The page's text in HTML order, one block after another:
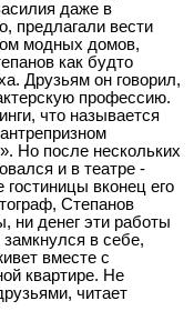
даже в
предлагали вести
модных домов,
как будто
Друзьям он говорил,
профессию.
что называется
Но после нескольких
и в театре
вконец его
Степанов
ни денег эти работы
в себе,
вместе с
квартире. Не
читает